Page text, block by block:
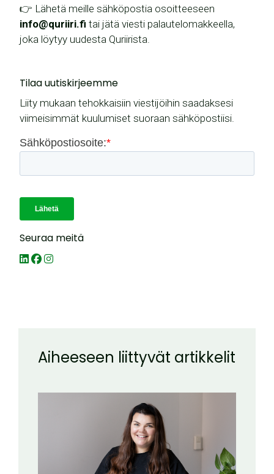
👉 Lähetä meille sähköpostia osoitteeseen
info@quriiri.fi tai jätä viesti palautelomakkeella,
joka löytyy uudesta Quriirista.
Tilaa uutiskirjeemme
Liity mukaan tehokkaisiin viestijöihin saadaksesi
viimeisimmät kuulumiset suoraan sähköpostiisi.
Seuraa meitä
Aiheeseen liittyvät artikkelit